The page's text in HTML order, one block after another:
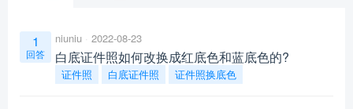
1
回答
niuniu 2022-08-23
白底证件照如何改换成红底色和蓝底色的?
证件照 白底证件照 证件照换底色